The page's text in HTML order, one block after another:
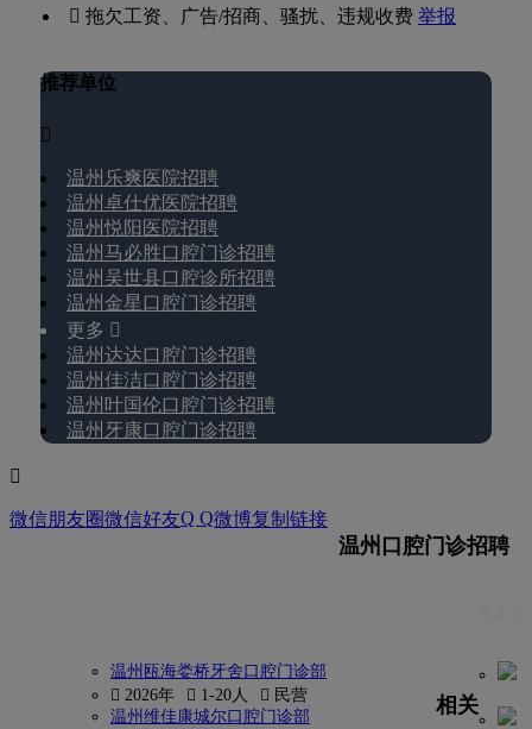
 拖欠工资、广告/招商、骚扰、违规收费举报
推荐单位

温州乐爽医院招聘
温州卓仕优医院招聘
温州悦阳医院招聘
温州马必胜口腔门诊招聘
温州吴世县口腔诊所招聘
温州金星口腔门诊招聘
更多 
温州达达口腔门诊招聘
温州佳洁口腔门诊招聘
温州叶国伦口腔门诊招聘
温州牙康口腔门诊招聘

微信朋友圈微信好友Q Q微博复制链接
温州口腔门诊招聘
温州瓯海娄桥牙舍口腔门诊部
 2026年
 1-20人
 民营
温州维佳康城尔口腔门诊部
相关